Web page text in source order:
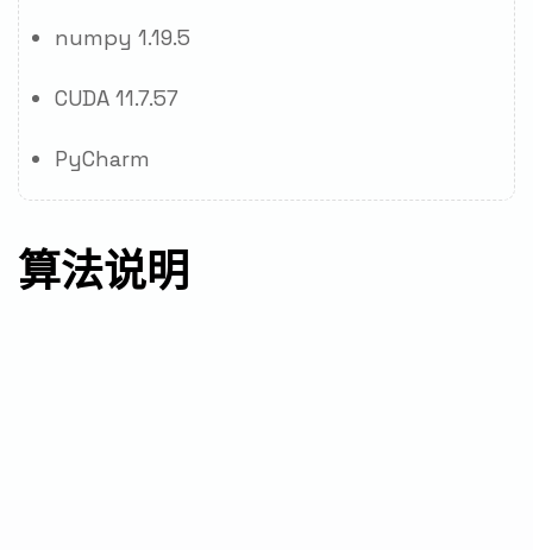
numpy 1.19.5
CUDA 11.7.57
PyCharm
算法说明